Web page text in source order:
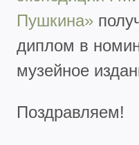
Пушкина»
диплом в
музейное
Поздравляем!